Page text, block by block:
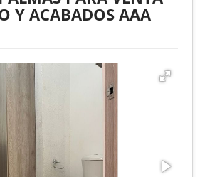
Y ACABADOS AAA